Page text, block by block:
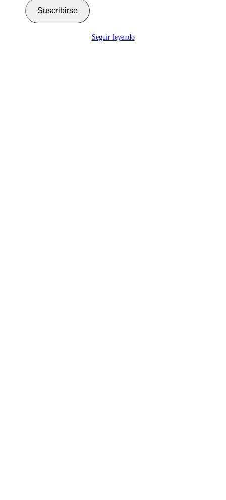
Suscribirse
Seguir leyendo